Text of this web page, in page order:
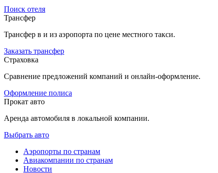
Поиск отеля
Трансфер
Трансфер в и из аэропорта по цене местного такси.
Заказать трансфер
Страховка
Сравнение предложений компаний и онлайн-оформление.
Оформление полиса
Прокат авто
Аренда автомобиля в локальной компании.
Выбрать авто
Аэропорты по странам
Авиакомпании по странам
Новости